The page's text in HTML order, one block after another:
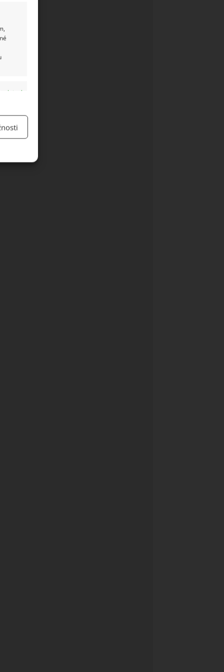
aktivní